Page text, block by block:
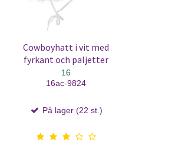
Cowboyhatt i vit med
fyrkant och paljetter
16
16ac-9824
På lager (22 st.)